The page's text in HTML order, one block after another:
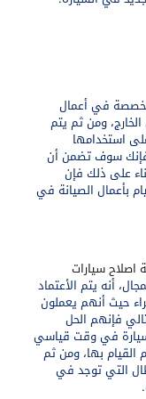
في أعمال
ومن ثم يتم
استخدامها
فإنك سوف تضمن أن
على ذلك فإن
بأعمال الصيانة في
اصلاح سيارات
أنه يتم الأعتماد
حيث أنهم يعملون
فإنهم الحل
في وقت قياسي
بها، ومن ثم
التي توجد في